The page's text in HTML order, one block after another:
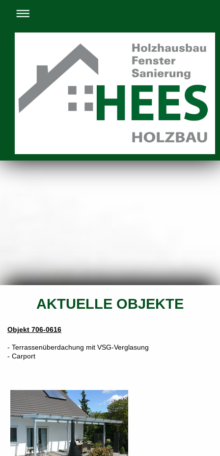
AKTUELLE OBJEKTE
Objekt 706-0616
- Terrassenüberdachung mit VSG-Verglasung
- Carport